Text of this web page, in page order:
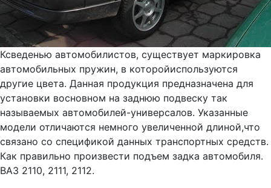
Ксведенью автомобилистов, существует маркировка
автомобильных пружин, в которойиспользуются
другие цвета. Данная продукция предназначена для
установки восновном на заднюю подвеску так
называемых автомобилей-универсалов. Указанные
модели отличаются немного увеличенной длиной,что
связано со спецификой данных транспортных средств.
Как правильно произвести подъем задка автомобиля.
ВАЗ 2110, 2111, 2112.